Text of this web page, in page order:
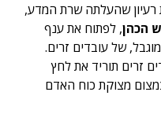
שהעלתה שרת המדע,
הכהן, לפתוח את ענף
של עובדים זרים.
זרים תוריד את לחץ
מצוקת כוח האדם